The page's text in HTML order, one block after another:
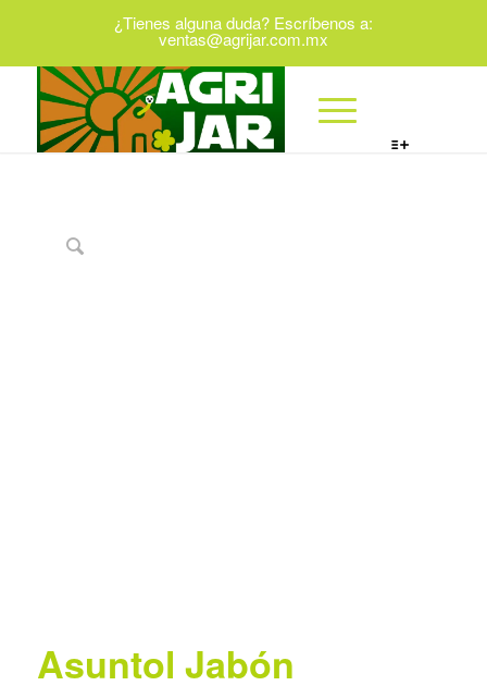
¿Tienes alguna duda? Escríbenos a:
ventas@agrijar.com.mx
Asuntol Jabón